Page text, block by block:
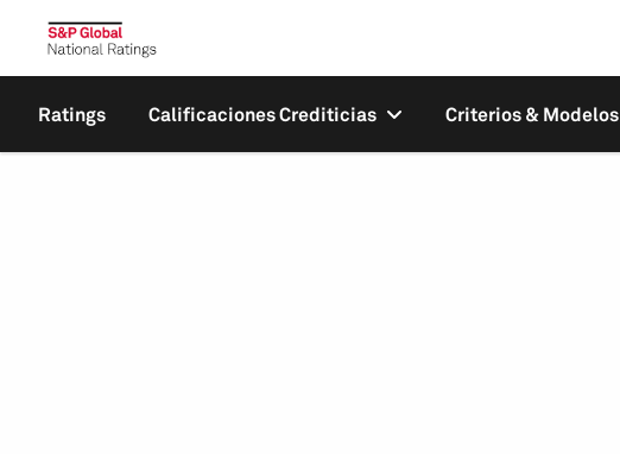
Ratings Calificaciones Crediticias Criterios & Modelos